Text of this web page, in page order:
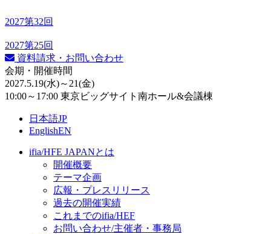
2027第32回
2027第25回
資料請求・お問い合わせ
会期・開催時間
2027.5.19(水)～21(金)
10:00～17:00 東京ビッグサイト南ホール&会議棟
日本語JP
EnglishEN
ifia/HFE JAPANとは
開催概要
テーマ企画
広報・プレスリリース
過去の開催実績
これまでのifia/HEF
お問い合わせ/主催者・事務局